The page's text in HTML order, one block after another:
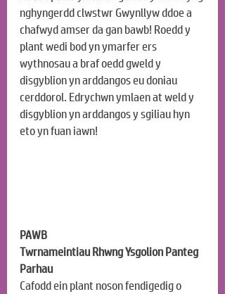
nghyngerdd clwstwr Gwynllyw ddoe a
chafwyd amser da gan bawb! Roedd y
plant wedi bod yn ymarfer ers
wythnosau a braf oedd gweld y
disgyblion yn arddangos eu doniau
cerddorol. Edrychwn ymlaen at weld y
disgyblion yn arddangos y sgiliau hyn
eto yn fuan iawn!
PAWB
Twrnameintiau Rhwng Ysgolion Panteg
Parhau
Cafodd ein plant noson fendigedig o